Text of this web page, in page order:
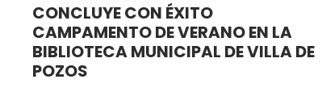
CONCLUYE CON ÉXITO
CAMPAMENTO DE VERANO EN LA
BIBLIOTECA MUNICIPAL DE VILLA DE
POZOS